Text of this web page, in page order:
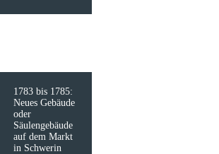
1783 bis 1785:
Neues Gebäude
oder
Säulengebäude
auf dem Markt
in Schwerin